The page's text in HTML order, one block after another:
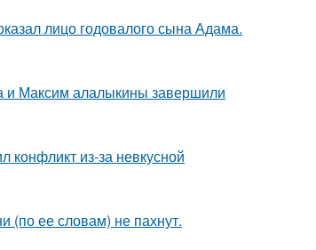
лицо годовалого сына Адама.
и Максим алалыкины завершили
из-за невкусной
(по ее словам) не пахнут.